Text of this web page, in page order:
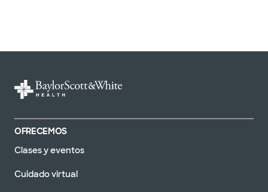
OFRECEMOS
Clases y eventos
Cuidado virtual